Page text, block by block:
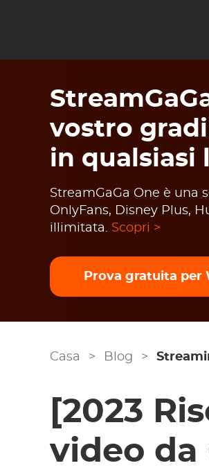
vostro
in qualsiasi
StreamGaGa One è una
OnlyFans, Disney Plus,
illimitata. Scopri >
Prova gratuita per
Casa > Blog >
[2023
video